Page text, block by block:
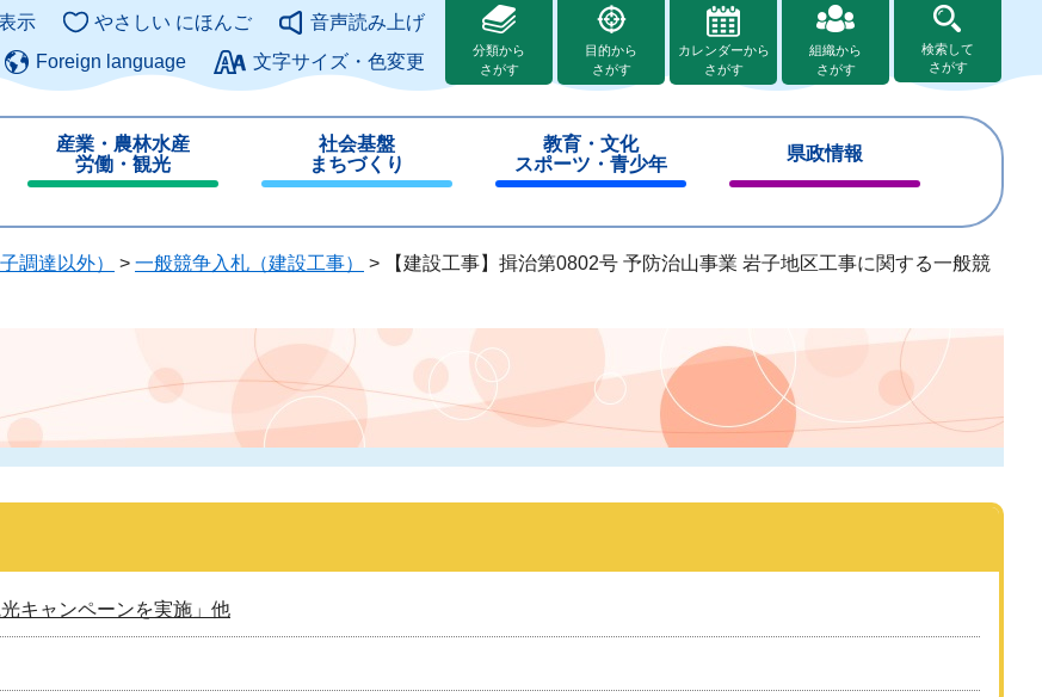
このページの本文へ
示 やさしい にほんご
音声読み上げ
Foreign language
文字サイズ・色変更
分類から
さがす
目的から
さがす
カレンダーから
さがす
組織から
さがす
検索して
さがす
産業・農林水産
労働・観光
じ
る
社会基盤
まちづくり
じ
る
教育・文化
スポーツ・青少年
じ
る
県政情報
じ
る
調達以外） > 一般競争入札（建設工事） >
【建設工事】揖治第0802号 予防治山事業 岩子地区工事に関する一般競
キャンペーンを実施」他